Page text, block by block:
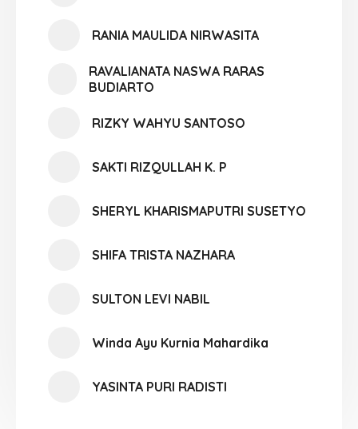
RANIA MAULIDA NIRWASITA
RAVALIANATA NASWA RARAS
BUDIARTO
RIZKY WAHYU SANTOSO
SAKTI RIZQULLAH K. P
SHERYL KHARISMAPUTRI SUSETYO
SHIFA TRISTA NAZHARA
SULTON LEVI NABIL
Winda Ayu Kurnia Mahardika
YASINTA PURI RADISTI